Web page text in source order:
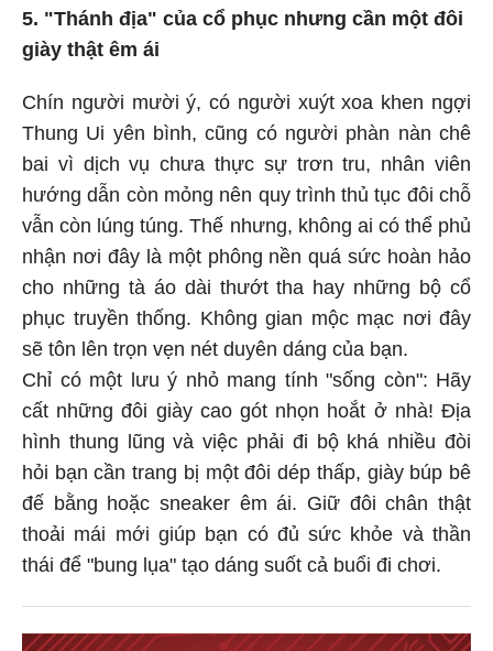
5. "Thánh địa" của cổ phục nhưng cần một đôi
giày thật êm ái
Chín người mười ý, có người xuýt xoa khen ngợi
Thung Ui yên bình, cũng có người phàn nàn chê
bai vì dịch vụ chưa thực sự trơn tru, nhân viên
hướng dẫn còn mỏng nên quy trình thủ tục đôi chỗ
vẫn còn lúng túng. Thế nhưng, không ai có thể phủ
nhận nơi đây là một phông nền quá sức hoàn hảo
cho những tà áo dài thướt tha hay những bộ cổ
phục truyền thống. Không gian mộc mạc nơi đây
sẽ tôn lên trọn vẹn nét duyên dáng của bạn.
Chỉ có một lưu ý nhỏ mang tính "sống còn": Hãy
cất những đôi giày cao gót nhọn hoắt ở nhà! Địa
hình thung lũng và việc phải đi bộ khá nhiều đòi
hỏi bạn cần trang bị một đôi dép thấp, giày búp bê
đế bằng hoặc sneaker êm ái. Giữ đôi chân thật
thoải mái mới giúp bạn có đủ sức khỏe và thần
thái để "bung lụa" tạo dáng suốt cả buổi đi chơi.